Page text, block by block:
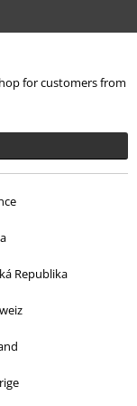
for customers from
Republika